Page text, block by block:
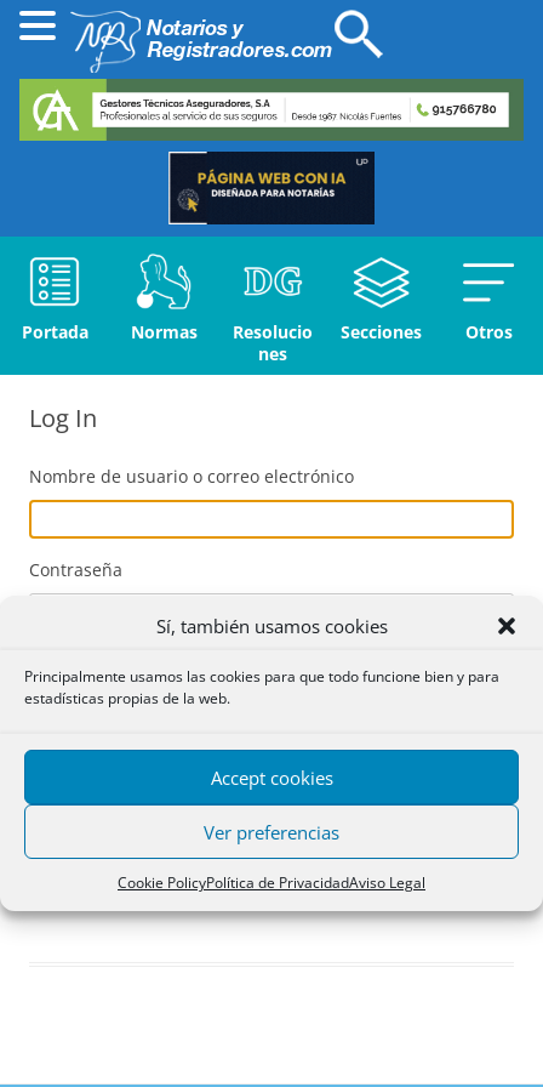
Sí, también usamos cookies
Principalmente usamos las cookies para que todo funcione bien y para
estadísticas propias de la web.
Accept cookies
Ver preferencias
Cookie PolicyPolítica de PrivacidadAviso Legal
Portada Normas
Resolucio
nes
Secciones Otros
Log In
Nombre de usuario o correo electrónico
Contraseña
Acceder
Registro
¿Has olvidado tu contraseña?